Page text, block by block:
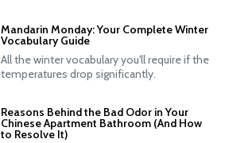
Mandarin Monday: Your Complete Winter
Vocabulary Guide
All the winter vocabulary you'll require if the
temperatures drop significantly.
Reasons Behind the Bad Odor in Your
Chinese Apartment Bathroom (And How
to Resolve It)